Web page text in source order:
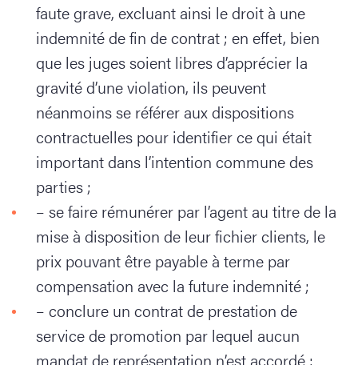
faute grave, excluant ainsi le droit à une
indemnité de fin de contrat ; en effet, bien
que les juges soient libres d’apprécier la
gravité d’une violation, ils peuvent
néanmoins se référer aux dispositions
contractuelles pour identifier ce qui était
important dans l’intention commune des
parties ;
– se faire rémunérer par l’agent au titre de la
mise à disposition de leur fichier clients, le
prix pouvant être payable à terme par
compensation avec la future indemnité ;
– conclure un contrat de prestation de
service de promotion par lequel aucun
mandat de représentation n’est accordé ;